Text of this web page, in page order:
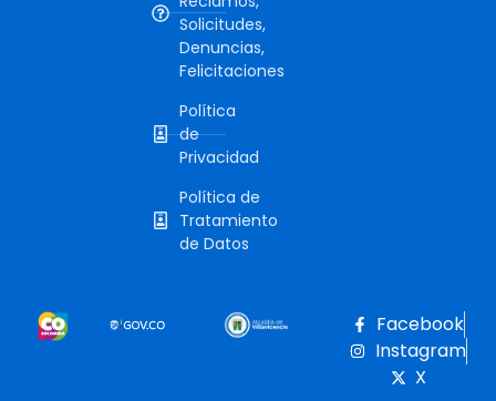
Solicitudes,
Denuncias,
Felicitaciones
Política
de
Privacidad
Política de
Tratamiento
de Datos
Facebook
Instagram
X